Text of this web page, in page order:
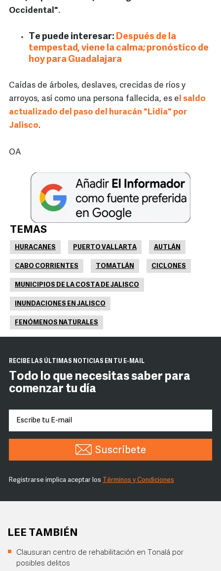
Occidental".
Te puede interesar: Después de la
tempestad, viene la calma; pronóstico de
hoy para Guadalajara
Caídas de árboles, deslaves, crecidas de ríos y
arroyos, así como una persona fallecida, es e l saldo
actualizado del paso del huracán "Lidia" por
Jalisco.
OA
TEMAS
HURACANES PUERTO VALLARTA AUTLÁN
CABO CORRIENTES TOMATLÁN CICLONES
MUNICIPIOS DE LA COSTA DE JALISCO
INUNDACIONES EN JALISCO
FENÓMENOS NATURALES
RECIBE LAS ÚLTIMAS NOTICIAS EN TU E-MAIL
Todo lo que necesitas saber para
comenzar tu día
Suscríbete
Registrarse implica aceptar los Términos y Condiciones
LEE TAMBIÉN
Clausuran centro de rehabilitación en Tonalá por
posibles delitos